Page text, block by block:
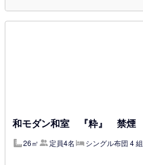
和モダン和室 『粋』 禁煙
26㎡ 定員4名 シングル布団 4 組